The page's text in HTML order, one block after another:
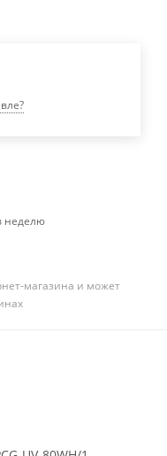
неделю
магазина и может